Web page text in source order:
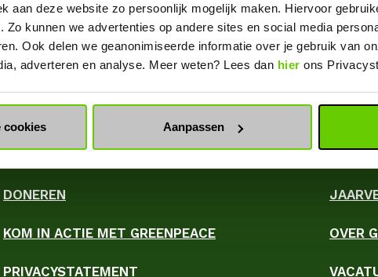
aan deze website zo persoonlijk mogelijk maken. Hiervoor
Zo kunnen we advertenties op andere sites en social media
Ook delen we geanonimiseerde informatie over je gebruik van
adverteren en analyse. Meer weten? Lees dan hier ons
cookies Aanpassen
Schuiling
DONEREN
KOM IN ACTIE MET GREENPEACE
PRIVACYSTATEMENT
OVER